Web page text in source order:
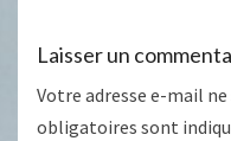
Laisser un
Votre adresse e-mail
obligatoires sont